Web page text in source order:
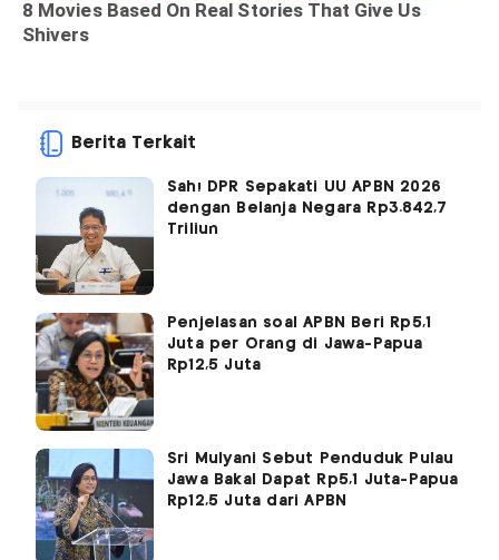
Berita Terkait
Sah! DPR Sepakati UU APBN 2026
dengan Belanja Negara Rp3.842,7
Triliun
Penjelasan soal APBN Beri Rp5,1
Juta per Orang di Jawa-Papua
Rp12,5 Juta
Sri Mulyani Sebut Penduduk Pulau
Jawa Bakal Dapat Rp5,1 Juta-Papua
Rp12,5 Juta dari APBN